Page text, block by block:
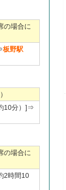
の場合に
板野駅
10分）]⇒
の場合に
2時間10